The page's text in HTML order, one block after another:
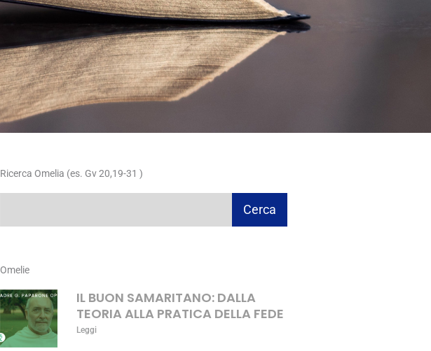
Ricerca Omelia (es. Gv 20,19-31 )
Cerca
Omelie
IL BUON SAMARITANO: DALLA
TEORIA ALLA PRATICA DELLA FEDE
Leggi